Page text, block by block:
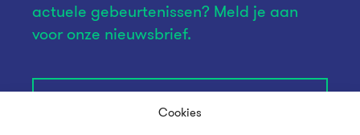
Cookies
actuele gebeurtenissen? Meld je aan
voor onze nieuwsbrief.
Inschrijven